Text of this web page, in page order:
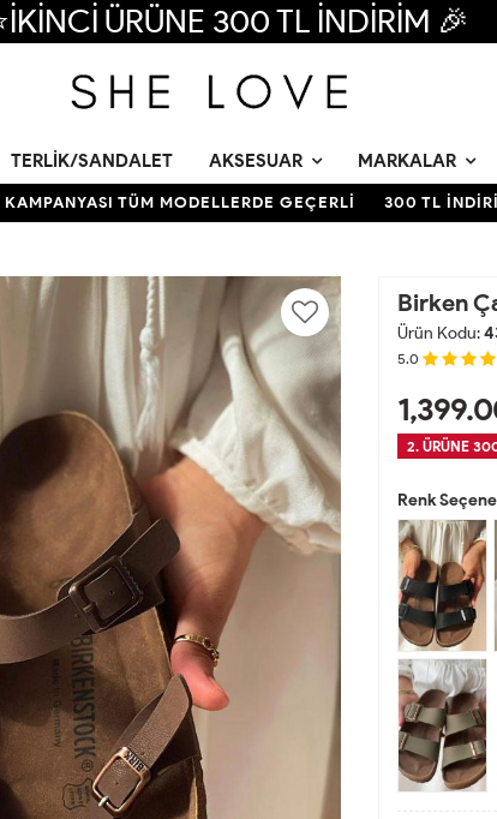
ÜRÜNE 300 TL İNDİRİM 🎉
TERLIK/SANDALET AKSESUAR MARKALAR
TÜM MODELLERDE GEÇERLİ 300 TL İNDİRİM
Birken
Ürün Kodu:
5.0
2. ÜRÜNE
Renk